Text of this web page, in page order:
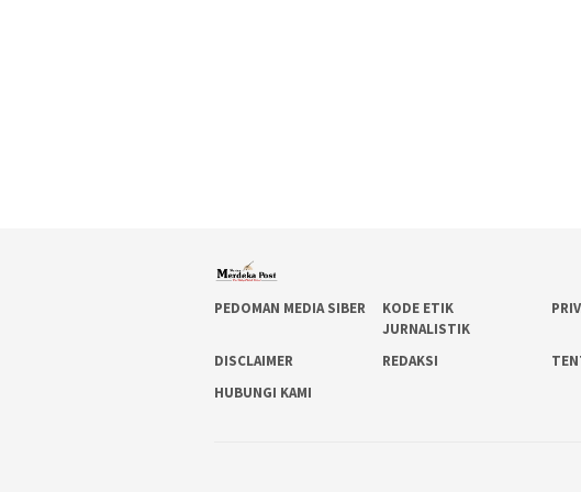
PEDOMAN MEDIA SIBER
KODE ETIK
JURNALISTIK
DISCLAIMER REDAKSI
HUBUNGI KAMI